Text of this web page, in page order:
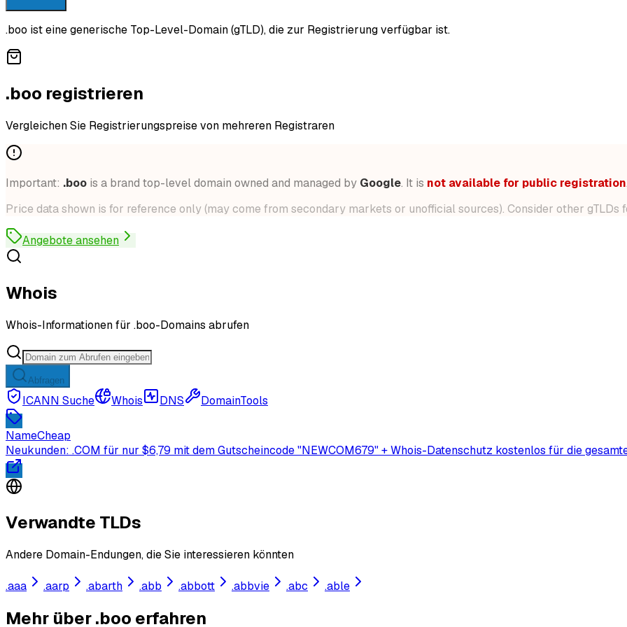
.boo ist eine generische Top-Level-Domain (gTLD), die zur Registrierung verfügbar ist.
.boo registrieren
Vergleichen Sie Registrierungspreise von mehreren Registraren
Important: .boo is a brand top-level domain owned and managed by Google. It is not available for public registration.
Price data shown is for reference only (may come from secondary markets or unofficial sources). Consider other gTLDs
Angebote ansehen
Whois
Whois-Informationen für .boo-Domains abrufen
Abfragen
ICANN Suche Whois DNS DomainTools
NameCheap
Neukunden: .COM für nur $6,79 mit dem Gutscheincode "NEWCOM679" + Whois-Datenschutz kostenlos für die
Verwandte TLDs
Andere Domain-Endungen, die Sie interessieren könnten
.aaa .aarp .abarth .abb .abbott .abbvie .abc .able
Mehr über .boo erfahren